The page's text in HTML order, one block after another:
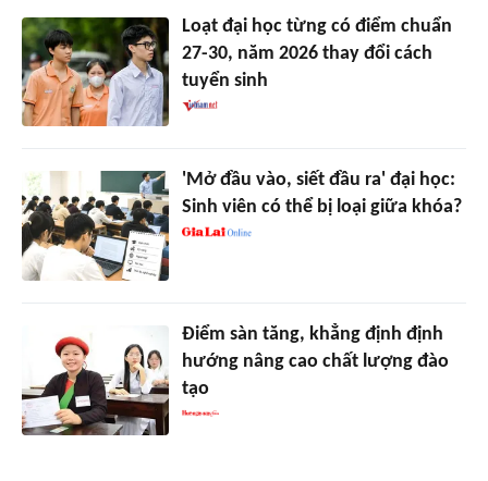
Loạt đại học từng có điểm chuẩn
27-30, năm 2026 thay đổi cách
tuyển sinh
'Mở đầu vào, siết đầu ra' đại học:
Sinh viên có thể bị loại giữa khóa?
Điểm sàn tăng, khẳng định định
hướng nâng cao chất lượng đào
tạo